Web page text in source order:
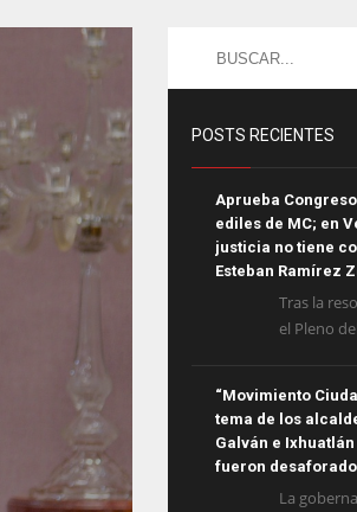
POSTS RECIENTES
Aprueba
ediles de MC; en
justicia no tiene
Esteban Ramírez
Tras la
el Pleno
“Movimiento
tema de los
Galván e
fueron
La